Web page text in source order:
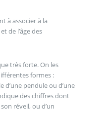
à associer à la
de l’âge des
très forte. On les
formes :
d’une pendule ou d’une
des chiffres dont
réveil, ou d’un